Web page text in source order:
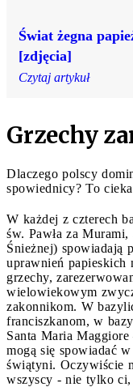
Świat żegna
[zdjęcia]
Czytaj artykuł
Grzechy
Dlaczego polscy
spowiednicy? To
W każdej z czterech
św. Pawła za
Śnieżnej) spowiadają
uprawnień papieskich
grzechy,
wielowiekowym
zakonnikom. W
franciszkanom, w
Santa Maria
mogą się spowiadać
świątyni. Oczywiście
wszyscy - nie tylko ci,